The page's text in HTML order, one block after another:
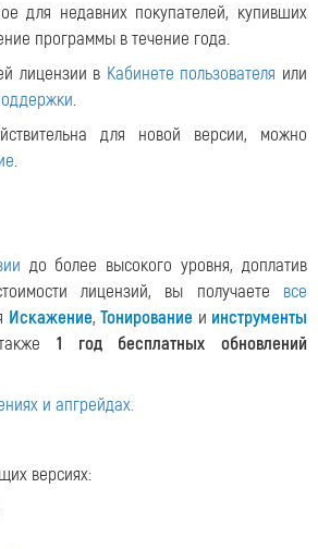
для недавних покупателей, купивших
программы в течение года.
лицензии в Кабинете пользователя или
.
для новой версии, можно
.
до более высокого уровня, доплатив
лицензий, вы получаете все
Искажение,Тонирование и инструменты
1 год бесплатных обновлений
и апгрейдах.
версиях: